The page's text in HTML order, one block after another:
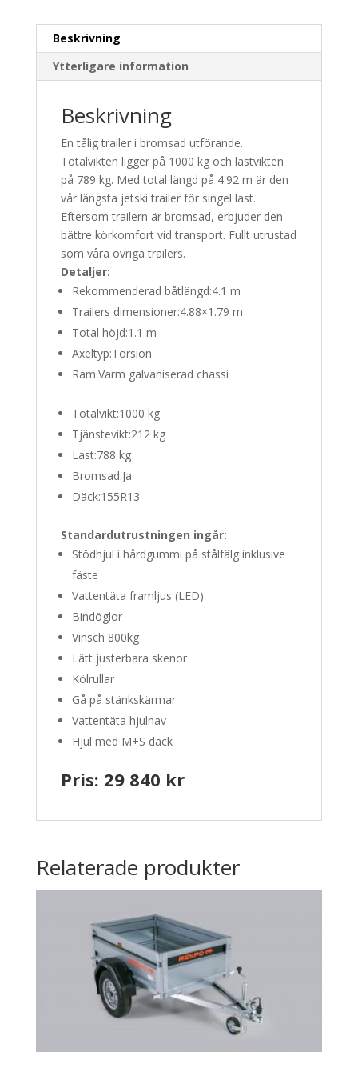
Beskrivning
Ytterligare information
Beskrivning
En tålig trailer i bromsad utförande.
Totalvikten ligger på 1000 kg och lastvikten
på 789 kg. Med total längd på 4.92 m är den
vår längsta jetski trailer för singel last.
Eftersom trailern är bromsad, erbjuder den
bättre körkomfort vid transport. Fullt utrustad
som våra övriga trailers.
Detaljer:
Rekommenderad båtlängd:4.1 m
Trailers dimensioner:4.88×1.79 m
Total höjd:1.1 m
Axeltyp:Torsion
Ram:Varm galvaniserad chassi
Totalvikt:1000 kg
Tjänstevikt:212 kg
Last:788 kg
Bromsad:Ja
Däck:155R13
Standardutrustningen ingår:
Stödhjul i hårdgummi på stålfälg inklusive
fäste
Vattentäta framljus (LED)
Bindöglor
Vinsch 800kg
Lätt justerbara skenor
Kölrullar
Gå på stänkskärmar
Vattentäta hjulnav
Hjul med M+S däck
Pris: 29 840 kr
Relaterade produkter